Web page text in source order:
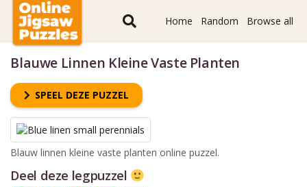
Home Random Browse all
Blauwe Linnen Kleine Vaste Planten
SPEEL DEZE PUZZEL
Blauw linnen kleine vaste planten online puzzel.
Deel deze legpuzzel